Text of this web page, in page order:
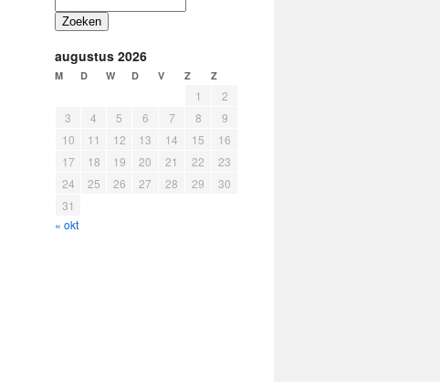
Zoeken
augustus 2026
M D W D V Z Z
1
2
3
4 5 6 7 8
9
10
11 12 13 14 15
16
17
18 19 20 21 22
23
24
25 26 27 28 29
30
31
« okt